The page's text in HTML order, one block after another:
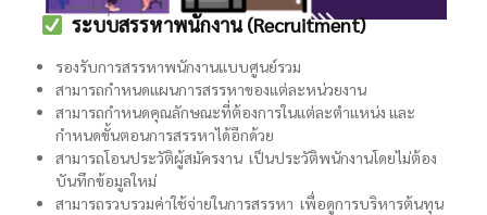
ระบบสรรหาพนักงาน (Recruitment)
รองรับการสรรหาพนักงานแบบศูนย์รวม
สามารถกำหนดแผนการสรรหาของแต่ละหน่วยงาน
สามารถกำหนดคุณลักษณะที่ต้องการในแต่ละตำแหน่ง และ
กำหนดขั้นตอนการสรรหาได้อีกด้วย
สามารถโอนประวัติผู้สมัครงาน เป็นประวัติพนักงานโดยไม่ต้อง
บันทึกข้อมูลใหม่
สามารถรวบรวมค่าใช้จ่ายในการสรรหา เพื่อดูการบริหารต้นทุน